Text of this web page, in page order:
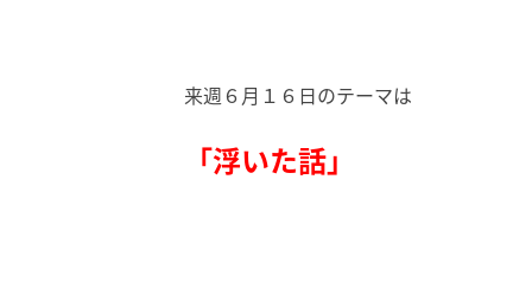
来週６月１６日のテーマは
「浮いた話」